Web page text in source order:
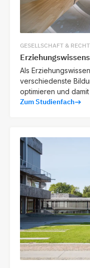
GESELLSCHAFT & RECHT
Als
verschiedenste
optimieren und
ihrer persönlichen
Zum Studienfach